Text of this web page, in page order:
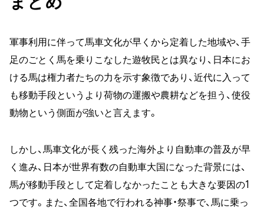
軍事利用に伴って馬車文化が早くから定着した地域や、手
足のごとく馬を乗りこなした遊牧民とは異なり、日本にお
ける馬は権力者たちの力を示す象徴であり、近代に入って
も移動手段というより荷物の運搬や農耕などを担う、使役
動物という側面が強いと言えます。
しかし、馬車文化が長く残った海外より自動車の普及が早
く進み、日本が世界有数の自動車大国になった背景には、
馬が移動手段として定着しなかったことも大きな要因の1
つです。また、全国各地で行われる神事・祭事で、馬に乗っ